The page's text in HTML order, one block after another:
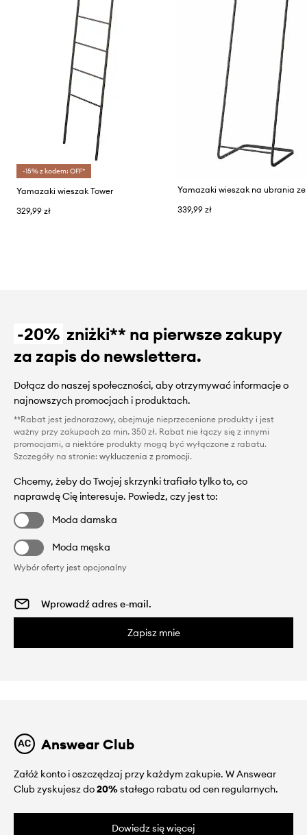
-15% z kodem: OFF*
Yamazaki wieszak Tower
329,99 zł
339,99 zł
-20% zniżki** na pierwsze zakupy
za zapis do newslettera.
Dołącz do naszej społeczności, aby otrzymywać informacje o
najnowszych promocjach i produktach.
**Rabat jest jednorazowy, obejmuje nieprzecenione produkty i jest
ważny przy zakupach za min. 350 zł. Rabat nie łączy się z innymi
promocjami, a niektóre produkty mogą być wyłączone z rabatu.
Szczegóły na stronie: wykluczenia z promocji.
Chcemy, żeby do Twojej skrzynki trafiało tylko to, co
naprawdę Cię interesuje. Powiedz, czy jest to:
Moda damska
Moda męska
Wybór oferty jest opcjonalny
Zapisz mnie
Answear Club
Załóż konto i oszczędzaj przy każdym zakupie. W Answear
Club zyskujesz do20%stałego rabatu od cen regularnych.
Dowiedz się więcej